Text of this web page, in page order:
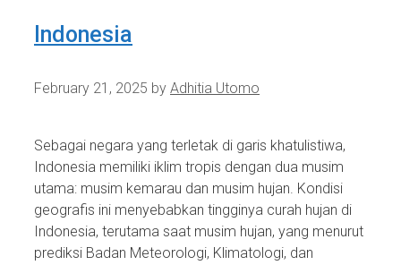
Indonesia
February 21, 2025 by Adhitia Utomo
Sebagai negara yang terletak di garis khatulistiwa,
Indonesia memiliki iklim tropis dengan dua musim
utama: musim kemarau dan musim hujan. Kondisi
geografis ini menyebabkan tingginya curah hujan di
Indonesia, terutama saat musim hujan, yang menurut
prediksi Badan Meteorologi, Klimatologi, dan